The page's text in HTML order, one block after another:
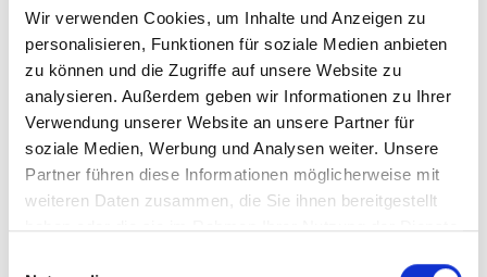
Wir verwenden Cookies, um Inhalte und Anzeigen zu
personalisieren, Funktionen für soziale Medien anbieten
zu können und die Zugriffe auf unsere Website zu
analysieren. Außerdem geben wir Informationen zu Ihrer
Verwendung unserer Website an unsere Partner für
soziale Medien, Werbung und Analysen weiter. Unsere
Partner führen diese Informationen möglicherweise mit
weiteren Daten zusammen, die Sie ihnen bereitgestellt
haben oder die sie im Rahmen Ihrer Nutzung der Dienste
V
Wanderung zur Schwefelquelle
Kapuzinerstraße 10
39028 Schlanders
info@schlanders-laas.it